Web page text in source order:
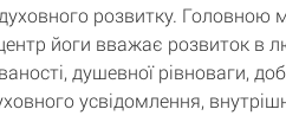
розвитку. Головною
йоги вважає розвиток в
душевної рівноваги,
усвідомлення,